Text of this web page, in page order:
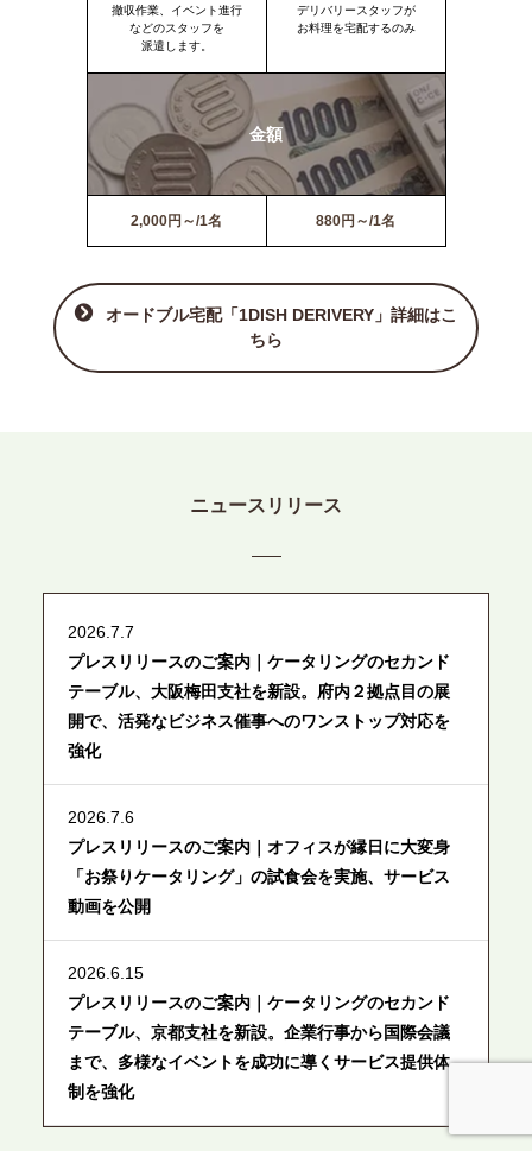
撤収作業、イベント進行
などのスタッフを
派遣します。
デリバリースタッフが
お料理を宅配するのみ
金額
2,000円～/1名 880円～/1名
オードブル宅配「1DISH DERIVERY」詳細はこ
ちら
ニュースリリース
2026.7.7
プレスリリースのご案内｜ケータリングのセカンド
テーブル、大阪梅田支社を新設。府内２拠点目の展
開で、活発なビジネス催事へのワンストップ対応を
強化
2026.7.6
プレスリリースのご案内｜オフィスが縁日に大変身
「お祭りケータリング」の試食会を実施、サービス
動画を公開
2026.6.15
プレスリリースのご案内｜ケータリングのセカンド
テーブル、京都支社を新設。企業行事から国際会議
まで、多様なイベントを成功に導くサービス提供体
制を強化